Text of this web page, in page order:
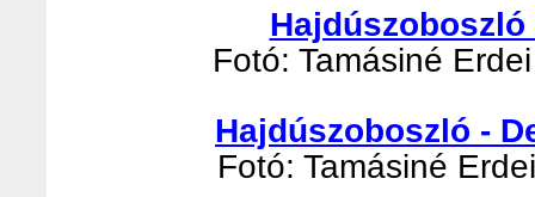
Fotó: Tamásiné
Hajdúszoboszló -
Fotó: Tamásiné